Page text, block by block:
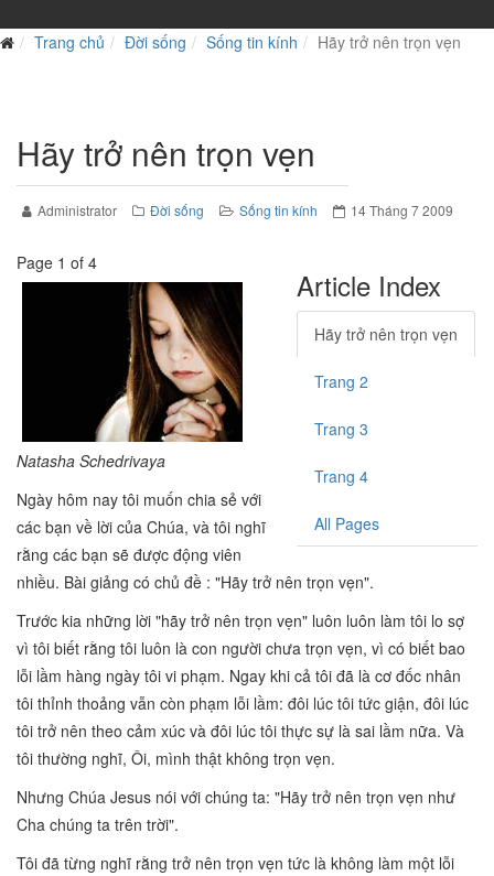
Trang chủ Đời sống Sống tin kính Hãy trở nên trọn vẹn
Hãy trở nên trọn vẹn
Administrator Đời sống Sống tin kính 14 Tháng 7 2009
Article Index
Hãy trở nên trọn vẹn
Trang 2
Trang 3
Trang 4
All Pages
Page 1 of 4
Natasha Schedrivaya
Ngày hôm nay tôi muốn chia sẻ với
các bạn về lời của Chúa, và tôi nghĩ
rằng các bạn sẽ được động viên
nhiều. Bài giảng có chủ đề : "Hãy trở nên trọn vẹn".
Trước kia những lời "hãy trở nên trọn vẹn" luôn luôn làm tôi lo sợ
vì tôi biết rằng tôi luôn là con người chưa trọn vẹn, vì có biết bao
lỗi lầm hàng ngày tôi vi phạm. Ngay khi cả tôi đã là cơ đốc nhân
tôi thỉnh thoảng vẫn còn phạm lỗi lầm: đôi lúc tôi tức giận, đôi lúc
tôi trở nên theo cảm xúc và đôi lúc tôi thực sự là sai lầm nữa. Và
tôi thường nghĩ, Ôi, mình thật không trọn vẹn.
Nhưng Chúa Jesus nói với chúng ta: "Hãy trở nên trọn vẹn như
Cha chúng ta trên trời".
Tôi đã từng nghĩ rằng trở nên trọn vẹn tức là không làm một lỗi